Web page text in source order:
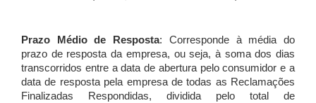
Prazo Médio de Resposta: Corresponde à média do
prazo de resposta da empresa, ou seja, à soma dos dias
transcorridos entre a data de abertura pelo consumidor e a
data de resposta pela empresa de todas as Reclamações
Finalizadas Respondidas, dividida pelo total de